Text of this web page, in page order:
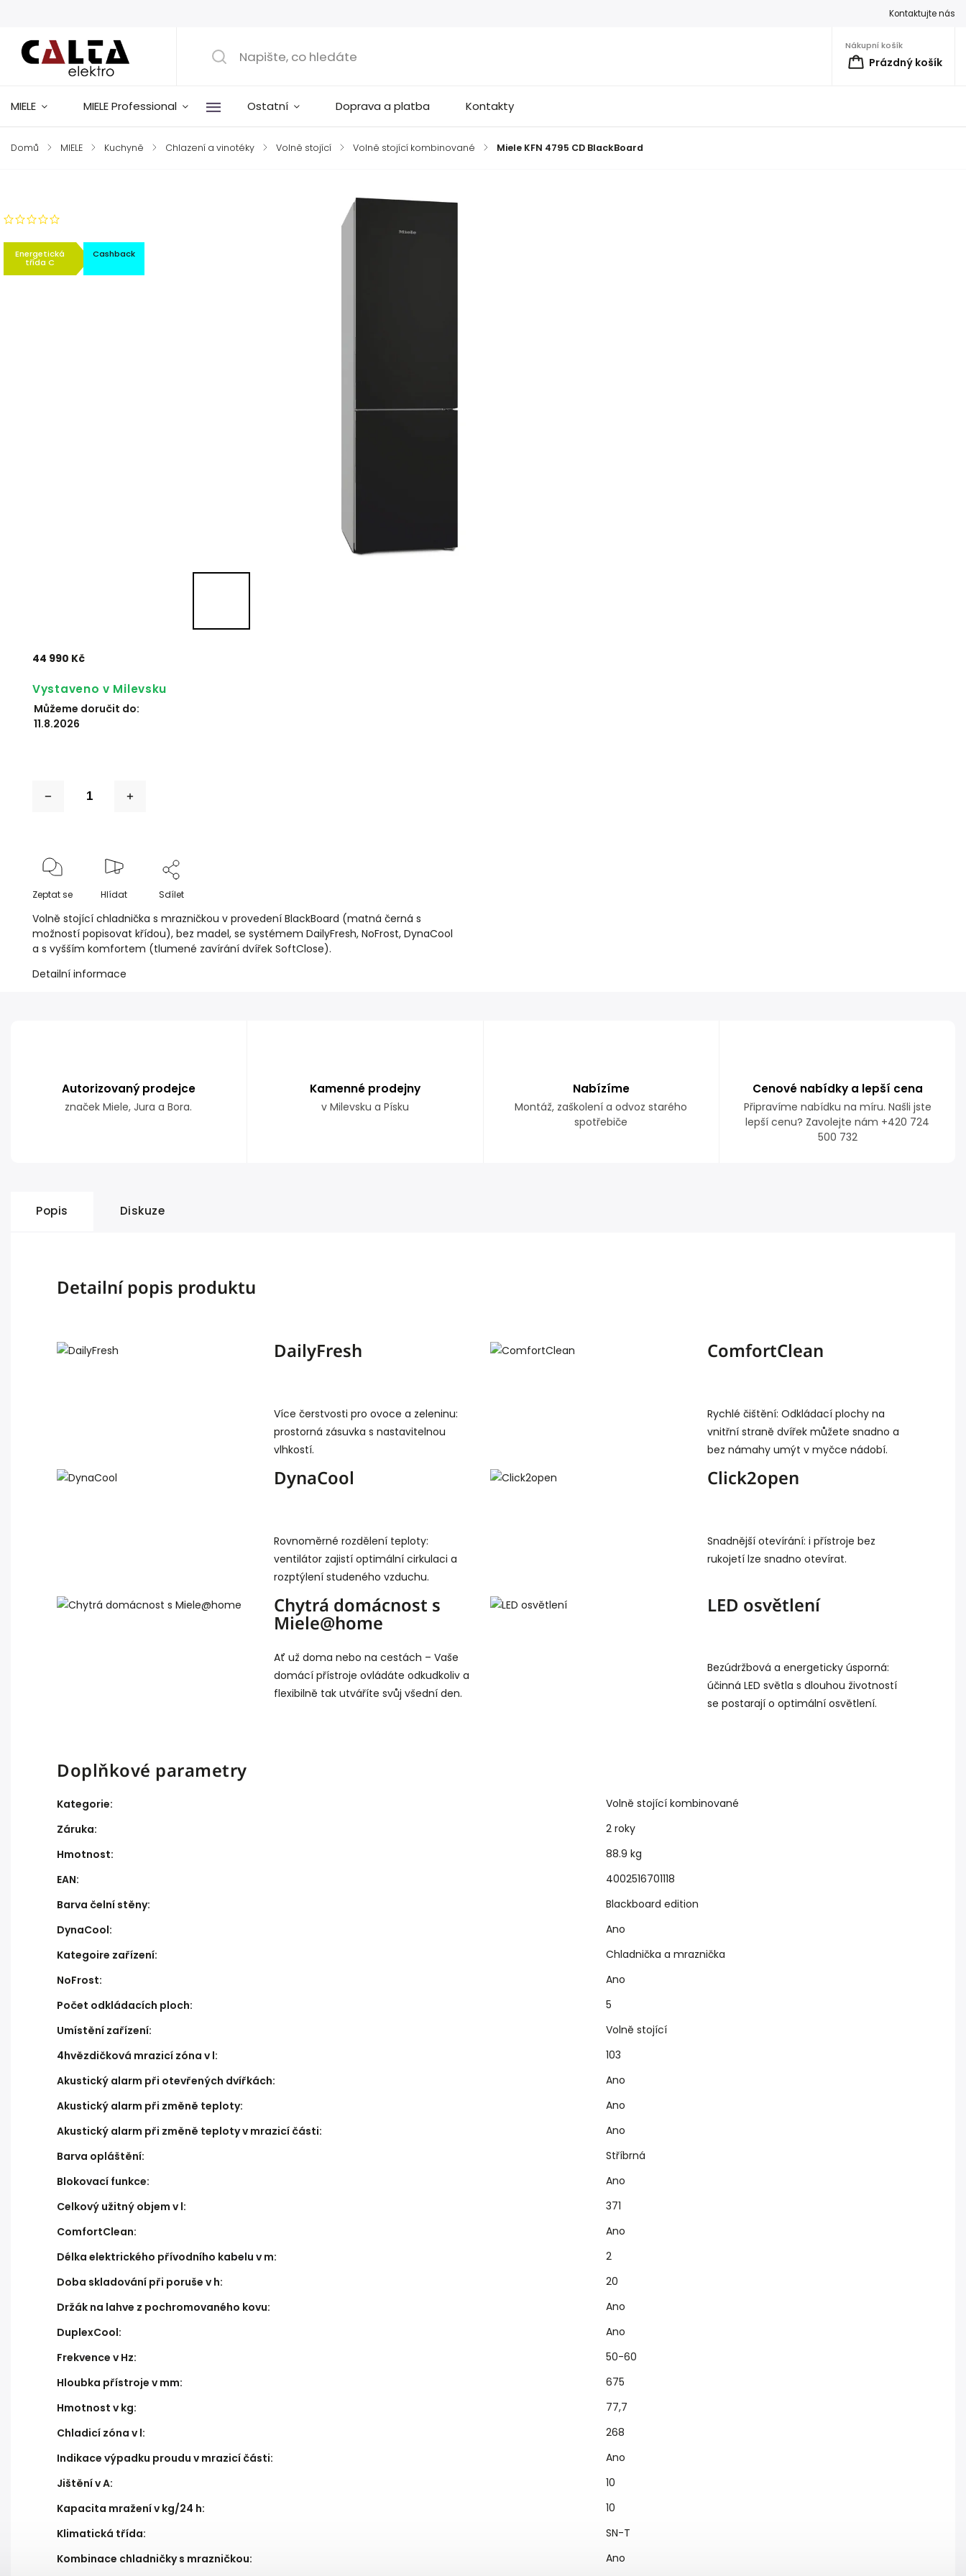
Kontaktujte nás
Nákupní košík
Prázdný košík
MIELE MIELE Professional Ostatní Doprava a platba Kontakty
Domů / MIELE / Kuchyně / Chlazení a vinotéky / Volně stojící / Volně stojící kombinované / Miele KFN 4795 CD BlackBoard
Energetická
třída C
Cashback
44 990 Kč
Vystaveno v Milevsku
Můžeme doručit do:
11.8.2026
Zeptat se Hlídat Sdílet
Volně stojící chladnička s mrazničkou v provedení BlackBoard (matná černá s
možností popisovat křídou), bez madel, se systémem DailyFresh, NoFrost, DynaCool
a s vyšším komfortem (tlumené zavírání dvířek SoftClose).
Detailní informace
Autorizovaný prodejce
značek Miele, Jura a Bora.
Kamenné prodejny
v Milevsku a Písku
Nabízíme
Montáž, zaškolení a odvoz starého
spotřebiče
Cenové nabídky a lepší cena
Připravíme nabídku na míru. Našli jste
lepší cenu? Zavolejte nám +420 724
500 732
Popis Diskuze
Detailní popis produktu
DailyFresh
Více čerstvosti pro ovoce a zeleninu:
prostorná zásuvka s nastavitelnou
vlhkostí.
ComfortClean
Rychlé čištění: Odkládací plochy na
vnitřní straně dvířek můžete snadno a
bez námahy umýt v myčce nádobí.
DynaCool
Rovnoměrné rozdělení teploty:
ventilátor zajistí optimální cirkulaci a
rozptýlení studeného vzduchu.
Click2open
Snadnější otevírání: i přístroje bez
rukojetí lze snadno otevírat.
Chytrá domácnost s
Miele@home
Ať už doma nebo na cestách – Vaše
domácí přístroje ovládáte odkudkoliv a
flexibilně tak utváříte svůj všední den.
LED osvětlení
Bezúdržbová a energeticky úsporná:
účinná LED světla s dlouhou životností
se postarají o optimální osvětlení.
Doplňkové parametry
Kategorie:
Volně stojící kombinované
Záruka:
2 roky
Hmotnost:
88.9 kg
EAN:
4002516701118
Barva čelní stěny:
Blackboard edition
DynaCool:
Ano
Kategoire zařízení:
Chladnička a mraznička
NoFrost:
Ano
Počet odkládacích ploch:
5
Umístění zařízení:
Volně stojící
4hvězdičková mrazicí zóna v l:
103
Akustický alarm při otevřených dvířkách:
Ano
Akustický alarm při změně teploty:
Ano
Akustický alarm při změně teploty v mrazicí části:
Ano
Barva opláštění:
Stříbrná
Blokovací funkce:
Ano
Celkový užitný objem v l:
371
ComfortClean:
Ano
Délka elektrického přívodního kabelu v m:
2
Doba skladování při poruše v h:
20
Držák na lahve z pochromovaného kovu:
Ano
DuplexCool:
Ano
Frekvence v Hz:
50-60
Hloubka přístroje v mm:
675
Hmotnost v kg:
77,7
Chladicí zóna v l:
268
Indikace výpadku proudu v mrazicí části:
Ano
Jištění v A:
10
Kapacita mražení v kg/24 h:
10
Klimatická třída:
SN-T
Kombinace chladničky s mrazničkou: Ano